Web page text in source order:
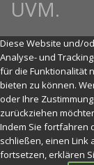
Diese Website und/
Analyse- und
für die Funktionalität
bieten zu können.
oder Ihre
zurückziehen
Indem Sie fortfahren
schließen, einen Link
fortsetzen, erklären